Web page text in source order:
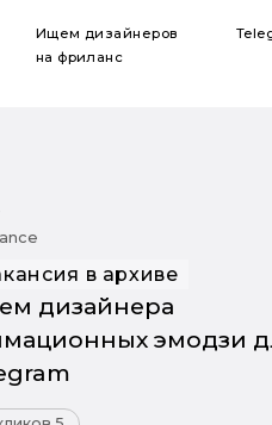
Ищем дизайнеров
на фриланс
в архиве
дизайнера
эмодзи